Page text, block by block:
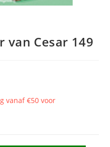
van Cesar 149
vanaf €50 voor